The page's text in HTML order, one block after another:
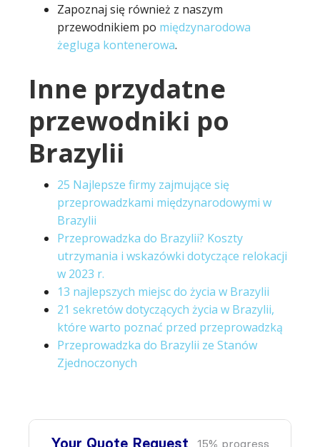
Zapoznaj się również z naszym
przewodnikiem po międzynarodowa
żegluga kontenerowa.
Inne przydatne
przewodniki po
Brazylii
25 Najlepsze firmy zajmujące się
przeprowadzkami międzynarodowymi w
Brazylii
Przeprowadzka do Brazylii? Koszty
utrzymania i wskazówki dotyczące relokacji
w 2023 r.
13 najlepszych miejsc do życia w Brazylii
21 sekretów dotyczących życia w Brazylii,
które warto poznać przed przeprowadzką
Przeprowadzka do Brazylii ze Stanów
Zjednoczonych